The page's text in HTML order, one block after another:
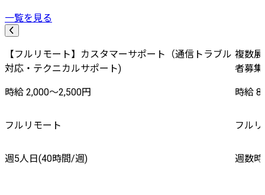
一覧を見る
【フルリモート】カスタマーサポート（通信トラブル
対応・テクニカルサポート)
時給 2,000〜2,500円
フルリモート
週5人日(40時間/週)
複数
者募集
時給
フル
週数